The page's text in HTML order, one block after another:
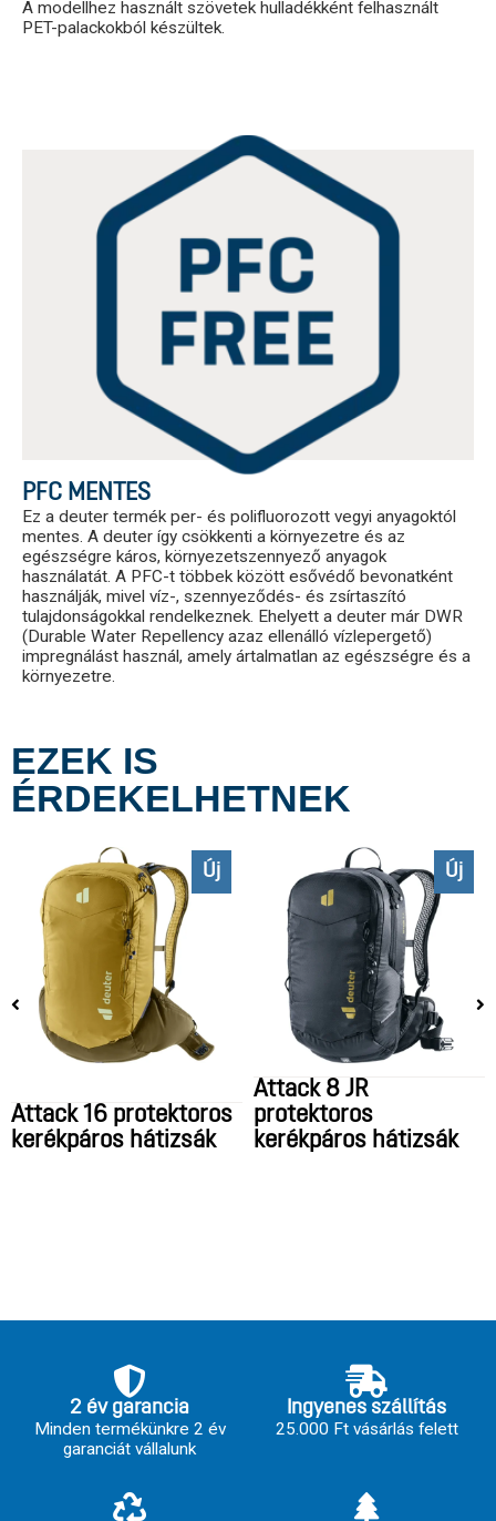
A modellhez használt szövetek hulladékként felhasznált
PET-palackokból készültek.
PFC MENTES
Ez a deuter termék per- és polifluorozott vegyi anyagoktól
mentes. A deuter így csökkenti a környezetre és az
egészségre káros, környezetszennyező anyagok
használatát. A PFC-t többek között esővédő bevonatként
használják, mivel víz-, szennyeződés- és zsírtaszító
tulajdonságokkal rendelkeznek. Ehelyett a deuter már DWR
(Durable Water Repellency azaz ellenálló vízlepergető)
impregnálást használ, amely ártalmatlan az egészségre és a
környezetre.
EZEK IS
ÉRDEKELHETNEK
Új
Attack 16 protektoros
kerékpáros hátizsák
Új
Attack 8 JR
protektoros
kerékpáros hátizsák
2 év garancia
Minden termékünkre 2 év
garanciát vállalunk
Ingyenes szállítás
25.000 Ft vásárlás felett